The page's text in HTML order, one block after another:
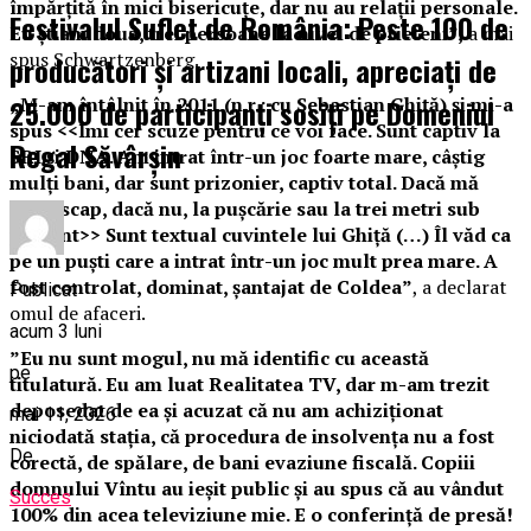
împărţită în mici bisericuţe, dar nu au relaţii personale.
Eu ştiam două, trei persoane la nivel de prieteni”,a mai
spus Schwartzenberg.
„M-am întâlnit în 2011 (n.r.: cu Sebastian Ghiţă) şi mi-a
spus <<Îmi cer scuze pentru ce voi face. Sunt captiv la
SRI şi DNA. Am intrat într-un joc foarte mare, câştig
mulţi bani, dar sunt prizonier, captiv total. Dacă mă
ajută scap, dacă nu, la puşcărie sau la trei metri sub
pământ>> Sunt textual cuvintele lui Ghiţă (…) Îl văd ca
pe un puşti care a intrat într-un joc mult prea mare. A
fost controlat, dominat, şantajat de Coldea”, a declarat
omul de afaceri.
”Eu nu sunt mogul, nu mă identific cu această
titulatură. Eu am luat Realitatea TV, dar m-am trezit
deposedat de ea și acuzat că nu am achiziționat
niciodată stația, că procedura de insolvența nu a fost
corectă, de spălare, de bani evaziune fiscală. Copiii
domnului Vîntu au ieșit public și au spus că au vândut
100% din acea televiziune mie. E o conferință de presă!
Festivalul Suflet de România: Peste 100 de
producători și artizani locali, apreciați de
25.000 de participanți sosiți pe Domeniul
Regal Săvârșin
Publicat
acum 3 luni
pe
mai 11, 2026
De
Succes